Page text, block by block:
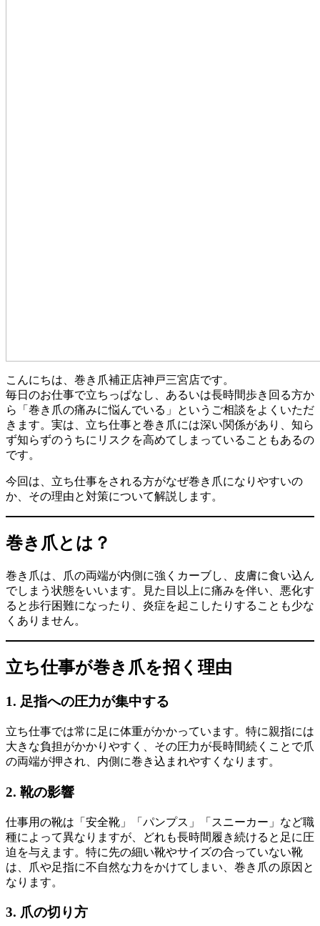
こんにちは、巻き爪補正店神戸三宮店です。
毎日のお仕事で立ちっぱなし、あるいは長時間歩き回る方か
ら「巻き爪の痛みに悩んでいる」というご相談をよくいただ
きます。実は、立ち仕事と巻き爪には深い関係があり、知ら
ず知らずのうちにリスクを高めてしまっていることもあるの
です。
今回は、立ち仕事をされる方がなぜ巻き爪になりやすいの
か、その理由と対策について解説します。
巻き爪とは？
巻き爪は、爪の両端が内側に強くカーブし、皮膚に食い込ん
でしまう状態をいいます。見た目以上に痛みを伴い、悪化す
ると歩行困難になったり、炎症を起こしたりすることも少な
くありません。
立ち仕事が巻き爪を招く理由
1. 足指への圧力が集中する
立ち仕事では常に足に体重がかかっています。特に親指には
大きな負担がかかりやすく、その圧力が長時間続くことで爪
の両端が押され、内側に巻き込まれやすくなります。
2. 靴の影響
仕事用の靴は「安全靴」「パンプス」「スニーカー」など職
種によって異なりますが、どれも長時間履き続けると足に圧
迫を与えます。特に先の細い靴やサイズの合っていない靴
は、爪や足指に不自然な力をかけてしまい、巻き爪の原因と
なります。
3. 爪の切り方